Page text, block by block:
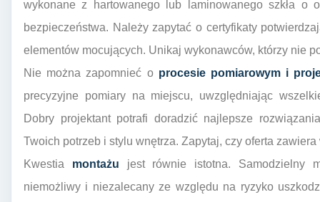
wykonane z hartowanego lub laminowanego szkła o
bezpieczeństwa. Należy zapytać o certyfikaty
elementów mocujących. Unikaj wykonawców, którzy nie
Nie można zapomnieć oprocesie pomiarowym i
precyzyjne pomiary na miejscu, uwzględniając
Dobry projektant potrafi doradzić najlepsze
Twoich potrzeb i stylu wnętrza. Zapytaj, czy oferta
Kwestia montażu jest równie istotna. Samodzielny
niemożliwy i niezalecany ze względu na ryzyko